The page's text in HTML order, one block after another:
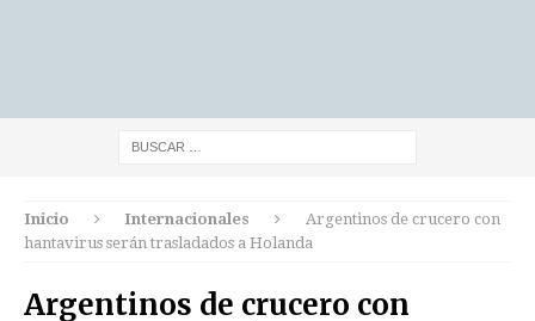
Inicio Internacionales
Argentinos de crucero con
hantavirus serán trasladados a Holanda
Argentinos de crucero con